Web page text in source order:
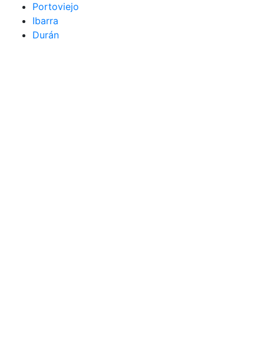
Portoviejo
Ibarra
Durán